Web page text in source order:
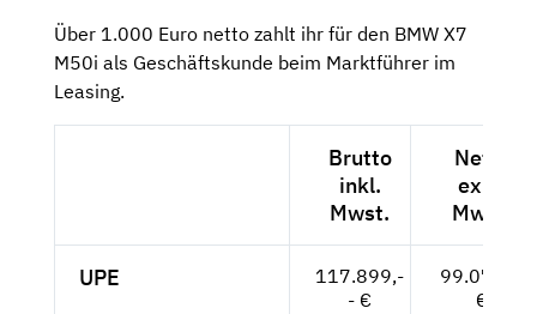
Über 1.000 Euro netto zahlt ihr für den BMW X7
M50i als Geschäftskunde beim Marktführer im
Leasing.
Brutto
inkl.
Mwst.
Netto
exkl.
Mwst.
UPE
117.899,-
- €
99.075,--
€